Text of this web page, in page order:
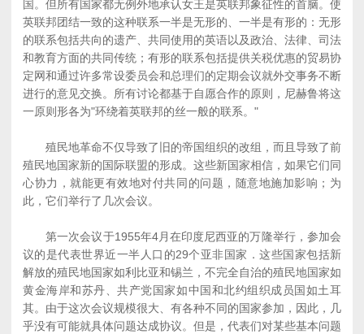
国。但所有国家都无例外地承认女王是英联邦象征性的首脑。使
英联邦团结一致的这种联系一半是无形的、一半是有形的：无形
的联系包括共向的遗产、共同使用的英语以及政治、法律、司法
和教育方面的共同传统；有形的联系包括提供关税优惠的贸易协
定网和通过许多常设委员会和总理们的定期会议就外交事务不断
进行的意见交换。所有讨论都基于自愿合作的原则，尼赫鲁将这
一原则形各为"环绕着英联邦的丝一般的联系。"
殖民地革命不仅导致了旧的帝国组织的改组，而且导致了前
殖民地国家新的国际联盟的形成。这些新国家相信，如果它们同
心协力，就能更有效地对付共同的问题，随意地施加影响；为
此，它们举行了几次会议。
第一次会议于1955年4月在印度尼西亚的万隆举行，参加会
议的是代表世界近一半人口的29个亚非国家．这些国家包括新
解放的殖民地国家如利比亚和锡兰，不完全自治的殖民地国家如
黄金海岸和苏丹、共产党国家如中国和北约组织成员国如土耳
其。由于这次会议规模很大、有各种不同的国家参加，因此，几
乎没有可能就具体问题达成协议。但是，代表们对某些基本问题